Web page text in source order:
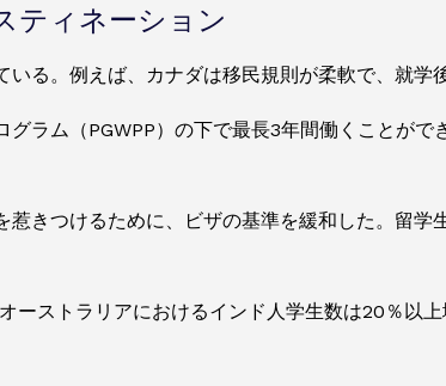
ティネーション
る。例えば、カナダは移民規則が柔軟で、就学
ラム（PGWPP）の下で最長3年間働くことがで
きつけるために、ビザの基準を緩和した。留
ストラリアにおけるインド人学生数は20％以上